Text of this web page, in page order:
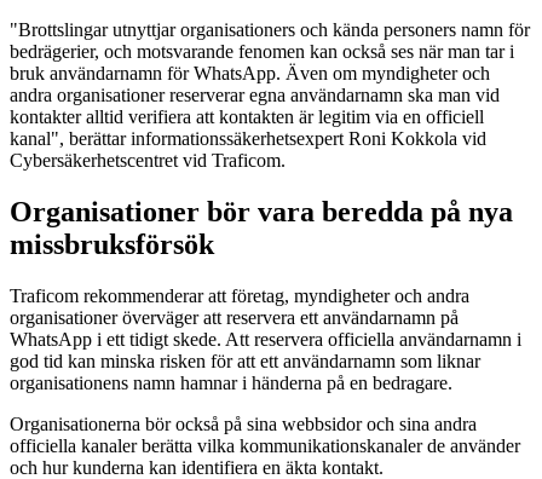
"Brottslingar utnyttjar organisationers och kända personers namn för
bedrägerier, och motsvarande fenomen kan också ses när man tar i
bruk användarnamn för WhatsApp. Även om myndigheter och
andra organisationer reserverar egna användarnamn ska man vid
kontakter alltid verifiera att kontakten är legitim via en officiell
kanal", berättar informationssäkerhetsexpert Roni Kokkola vid
Cybersäkerhetscentret vid Traficom.
Organisationer bör vara beredda på nya
missbruksförsök
Traficom rekommenderar att företag, myndigheter och andra
organisationer överväger att reservera ett användarnamn på
WhatsApp i ett tidigt skede. Att reservera officiella användarnamn i
god tid kan minska risken för att ett användarnamn som liknar
organisationens namn hamnar i händerna på en bedragare.
Organisationerna bör också på sina webbsidor och sina andra
officiella kanaler berätta vilka kommunikationskanaler de använder
och hur kunderna kan identifiera en äkta kontakt.